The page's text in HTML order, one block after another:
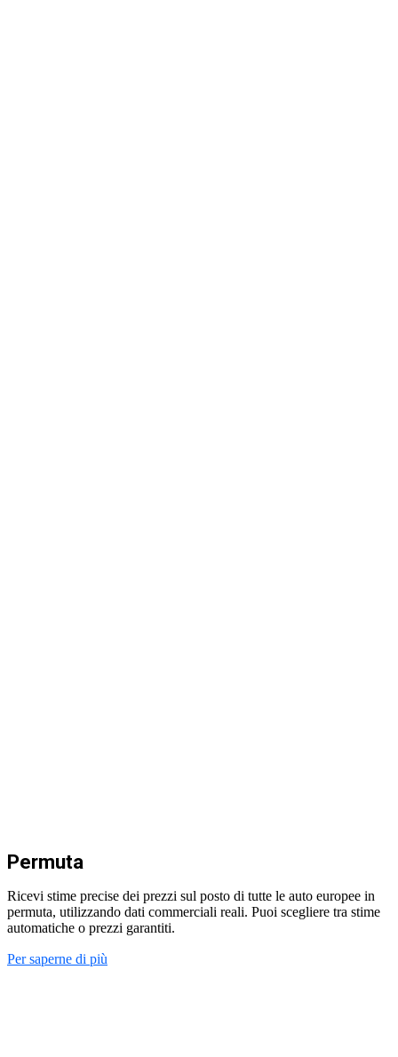
Permuta
Ricevi stime precise dei prezzi sul posto di tutte le auto europee in
permuta, utilizzando dati commerciali reali. Puoi scegliere tra stime
automatiche o prezzi garantiti.
Per saperne di più